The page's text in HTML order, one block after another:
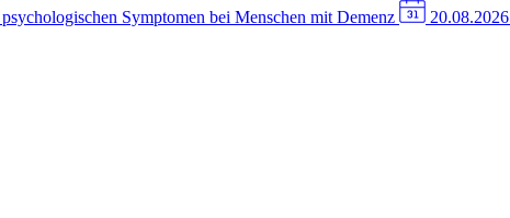
Symptomen bei Menschen mit Demenz 20.08.2026